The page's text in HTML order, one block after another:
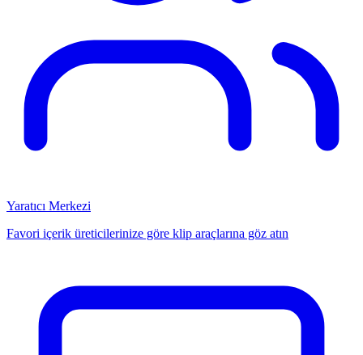
Yaratıcı Merkezi
Favori içerik üreticilerinize göre klip araçlarına göz atın